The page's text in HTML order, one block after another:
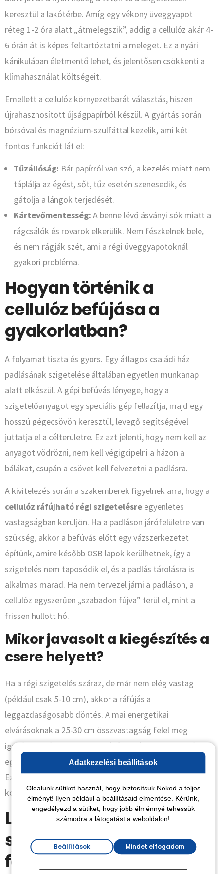
keresztül a lakótérbe. Amíg egy vékony üveggyapot
réteg 1-2 óra alatt „átmelegszik”, addig a cellulóz akár 4-
6 órán át is képes feltartóztatni a meleget. Ez a nyári
kánikulában életmentő lehet, és jelentősen csökkenti a
klímahasználat költségeit.
Emellett a cellulóz környezetbarát választás, hiszen
újrahasznosított újságpapírból készül. A gyártás során
bórsóval és magnézium-szulfáttal kezelik, ami két
fontos funkciót lát el:
Tűzállóság: Bár papírról van szó, a kezelés miatt nem
táplálja az égést, sőt, tűz esetén szenesedik, és
gátolja a lángok terjedését.
Kártevőmentesség: A benne lévő ásványi sók miatt a
rágcsálók és rovarok elkerülik. Nem fészkelnek bele,
és nem rágják szét, ami a régi üveggyapotoknál
gyakori probléma.
Hogyan történik a
cellulóz befújása a
gyakorlatban?
A folyamat tiszta és gyors. Egy átlagos családi ház
padlásának szigetelése általában egyetlen munkanap
alatt elkészül. A gépi befúvás lényege, hogy a
szigetelőanyagot egy speciális gép fellazítja, majd egy
hosszú gégecsövön keresztül, levegő segítségével
juttatja el a célterületre. Ez azt jelenti, hogy nem kell az
anyagot vödrözni, nem kell végigcipelni a házon a
bálákat, csupán a csövet kell felvezetni a padlásra.
A kivitelezés során a szakemberek figyelnek arra, hogy a
cellulóz ráfújható régi szigetelésre egyenletes
vastagságban kerüljön. Ha a padláson járófelületre van
szükség, akkor a befúvás előtt egy vázszerkezetet
építünk, amire később OSB lapok kerülhetnek, így a
szigetelés nem taposódik el, és a padlás tárolásra is
alkalmas marad. Ha nem tervezel járni a padláson, a
cellulóz egyszerűen „szabadon fújva” terül el, mint a
frissen hullott hó.
Mikor javasolt a kiegészítés a
csere helyett?
Ha a régi szigetelés száraz, de már nem elég vastag
(például csak 5-10 cm), akkor a ráfújás a
leggazdaságosabb döntés. A mai energetikai
elvárásoknak a 25-30 cm összvastagság felel meg
igazán. Ha ráteszünk a meglévőre még 20 cm cellulózt,
egy modern, kiváló értékekkel bíró rétegrendet kapunk.
Ezzel a módszerrel megspórolod a bontási díjat, a
konténer bérlését és a felesleges fizikai munkát.
Lépésről lépésre: A
szigetelés felújításának
folyamata
Adatkezelési beállítások
Oldalunk sütiket használ, hogy biztosítsuk Neked a teljes
élményt! Ilyen például a beállításaid elmentése. Kérünk,
engedélyezd a sütiket, hogy jobb élménnyé tehessük
számodra a látogatást a weboldalon!
Beállítások Mindet elfogadom